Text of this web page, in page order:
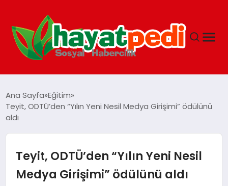
YAŞAM
GUNCEL
SAĞLIK
Ana Sayfa Eğitim
Teyit, ODTÜ’den “Yılın Yeni Nesil Medya Girişimi” ödülünü
aldı
Teyit, ODTÜ’den “Yılın Yeni Nesil
Medya Girişimi” ödülünü aldı